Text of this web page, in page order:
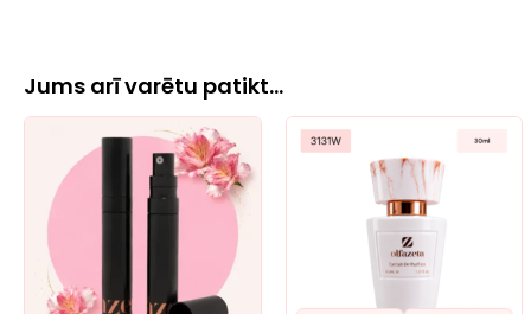
Jums arī varētu patikt…